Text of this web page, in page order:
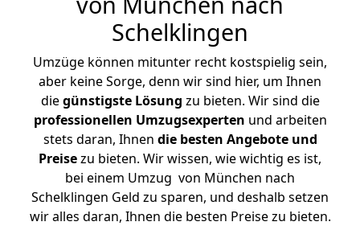
Schelklingen
Umzüge können mitunter recht kostspielig sein,
aber keine Sorge, denn wir sind hier, um Ihnen
diegünstigste Lösung zu bieten. Wir sind die
professionellen Umzugsexperten und arbeiten
stets daran, Ihnen die besten Angebote und
Preisezu bieten. Wir wissen, wie wichtig es ist,
bei einem Umzug von München nach
Schelklingen Geld zu sparen, und deshalb setzen
wir alles daran, Ihnen die besten Preise zu bieten.